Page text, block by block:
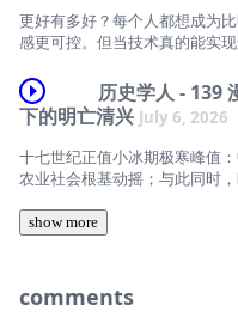
【时间轴】
01:50 从一次网暴谈“你不配”的
06:39 羞辱在哪里发生：国家惩
12:59 “人人都有尊严”并不是古
19:29 为什么人们会参与羞辱：
32:15 从家庭到学校：优绩主义
【本期嘉宾】
李礼，历史学者，博士。新近
战争与排外》。
本期为付费节目
💡苹果ios用户专属购买提示：
🔍操作方式： App 内打开本期
者仲树。节目从阿伦特为何在
的毫无思考？阿伦特如何看待
自由理念有何不同？与施克莱
说话的最高标准，我们是否早已
【时间线】
02:22 特朗普时代下的"阿伦特
09:28 阿伦特拒绝被"女性"标签
更好有多好？每个人都想成为
感更可控。但当技术真的能实
本期《历史学人》，主播陈碧
学家迈克尔·豪斯克勒的新作《
讨论人类增强技术背后的哲学
可以被药物设定，当努力只剩
人，还是更好用的机器？
【本期嘉宾】
等。
历史学人 - 139
下的明亡清兴 July 6, 2026
十七世纪正值小冰期极寒峰值
农业社会根基动摇；与此同时
机"。
有明朝？王朝溃败，该向外归因
show more
comments